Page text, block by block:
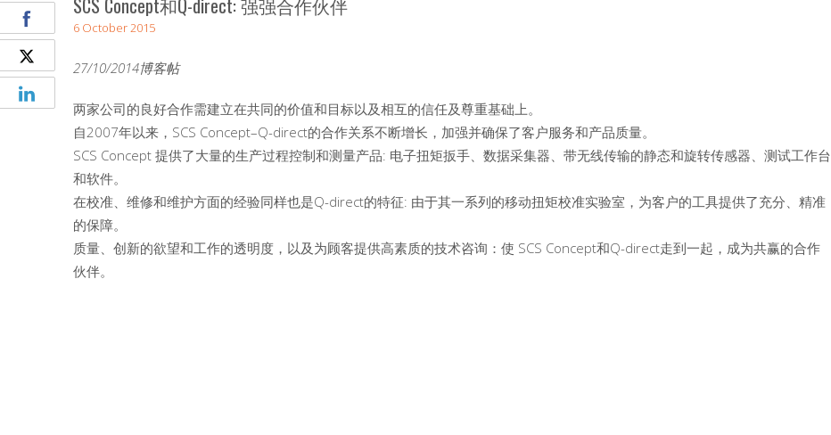
SCS Concept和Q-direct: 强强合作伙伴
6 October 2015
27/10/2014博客帖
两家公司的良好合作需建立在共同的价值和目标以及相互的信任及尊重基础上。
自2007年以来，SCS Concept–Q-direct的合作关系不断增长，加强并确保了客户服务和产品质量。
SCS Concept 提供了大量的生产过程控制和测量产品: 电子扭矩扳手、数据采集器、带无线传输的静态和旋转传感器、测试工作台
和软件。
在校准、维修和维护方面的经验同样也是Q-direct的特征: 由于其一系列的移动扭矩校准实验室，为客户的工具提供了充分、精准
的保障。
质量、创新的欲望和工作的透明度，以及为顾客提供高素质的技术咨询：使 SCS Concept和Q-direct走到一起，成为共赢的合作
伙伴。